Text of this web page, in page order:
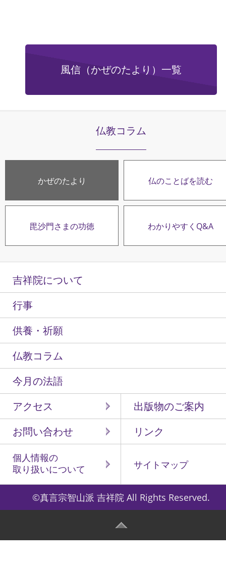
風信（かぜのたより）一覧
仏教コラム
かぜのたより 仏のことばを読む
毘沙門さまの功徳 わかりやすくQ&A
吉祥院について
行事
供養・祈願
仏教コラム
今月の法語
アクセス
出版物のご案内
お問い合わせ
リンク
個人情報の
取り扱いについて
サイトマップ
©真言宗智山派 吉祥院 All Rights Reserved.